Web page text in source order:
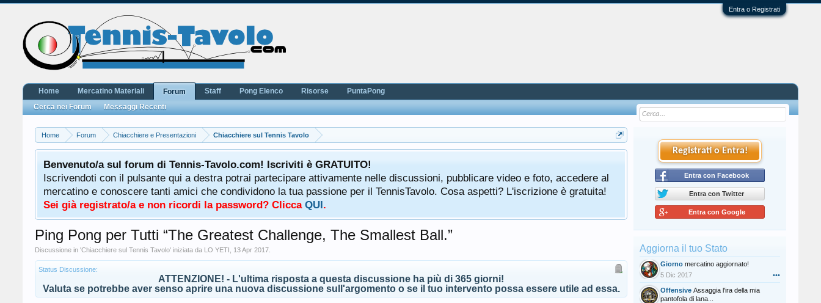
Entra o Registrati
Home Forum Chiacchiere e Presentazioni Chiacchiere sul Tennis Tavolo
Benvenuto/a sul forum di Tennis-Tavolo.com! Iscriviti è GRATUITO!
Iscrivendoti con il pulsante qui a destra potrai partecipare attivamente nelle discussioni, pubblicare video e foto, accedere al
mercatino e conoscere tanti amici che condividono la tua passione per il TennisTavolo. Cosa aspetti? L'iscrizione è gratuita!
Sei già registrato/a e non ricordi la password? Clicca QUI.
Ping Pong per Tutti “The Greatest Challenge, The Smallest Ball.”
Discussione in 'Chiacchiere sul Tennis Tavolo' iniziata da LO YETI 13 Apr 2017
Status Discussione:
ATTENZIONE! - L'ultima risposta a questa discussione ha più di 365 giorni!
Valuta se potrebbe aver senso aprire una nuova discussione sull'argomento o se il tuo intervento possa essere utile ad essa.
Registrati o Entra!
Entra con Facebook
Entra con Twitter
Entra con Google
Aggiorna il tuo Stato
Giorno mercatino aggiornato!
5 Dic 2017
•••
Offensive Assaggia l'ira della mia
pantofola di lana...
Home Mercatino Materiali
Forum
Cerca nei Forum
Messaggi Recenti
Staff Pong Elenco Risorse PuntaPong